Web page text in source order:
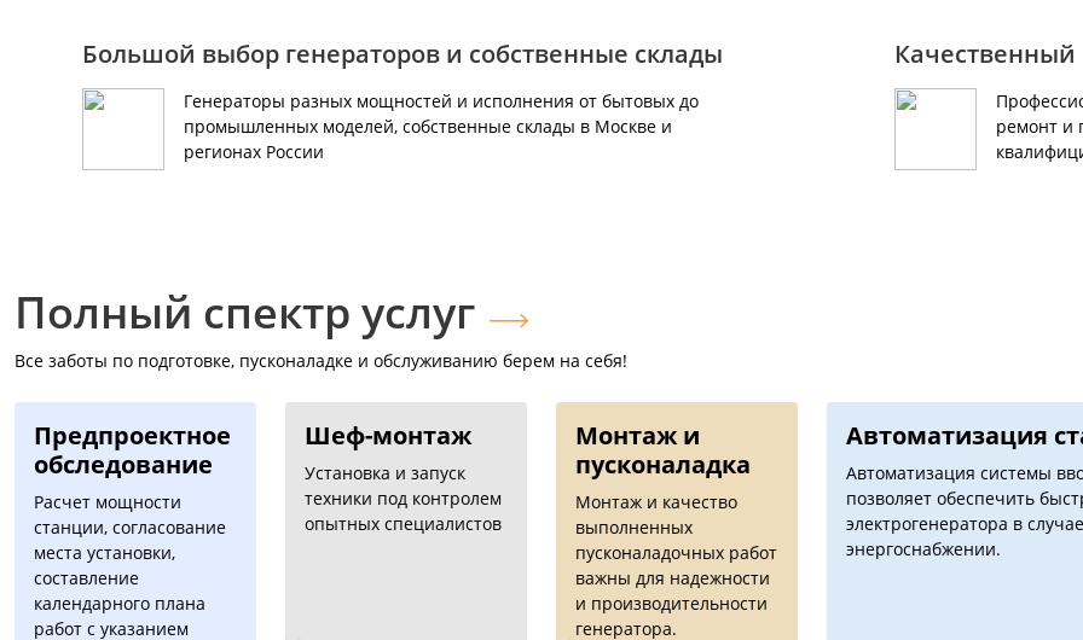
Большой выбор генераторов и собственные склады
Генераторы разных мощностей и исполнения от бытовых до
промышленных моделей, собственные склады в Москве и
регионах России
Качественный
ремонт и
Полный спектр услуг
Все заботы по подготовке, пусконаладке и обслуживанию берем на себя!
Предпроектное
обследование
Расчет мощности
станции, согласование
места установки,
составление
календарного плана
работ с указанием
Шеф-монтаж
Установка и запуск
техники под контролем
опытных специалистов
Монтаж и
пусконаладка
Монтаж и качество
выполненных
пусконаладочных работ
важны для надежности
и производительности
генератора.
Автоматизация
Автоматизация системы
позволяет обеспечить
электрогенератора в
энергоснабжении.